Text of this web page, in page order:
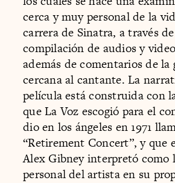
cerca y muy personal de la
carrera de Sinatra, a través
compilación de audios y
además de comentarios de la
cercana al cantante. La
película está construida con
que La Voz escogió para el
dio en los ángeles en 1971
“Retirement Concert”, y que
Alex Gibney interpretó como
personal del artista en su